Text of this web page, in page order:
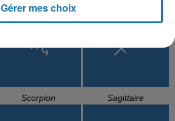
Scorpion Sagittaire
Gérer mes choix